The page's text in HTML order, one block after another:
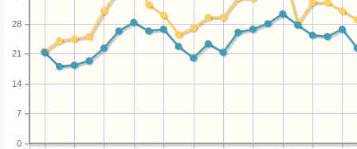
0
7
14
21
28